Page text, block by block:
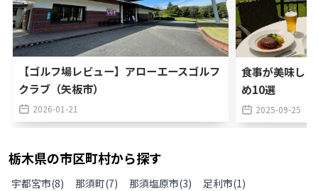
【ゴルフ場レビュー】アローエースゴルフ
クラブ（矢板市）
2026-01-21
食事が美味し
め10選
2025-09-25
栃木県の市区町村から探す
宇都宮市(8) 那須町(7) 那須塩原市(3) 足利市(1)